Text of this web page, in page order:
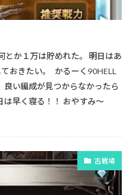
とか１万は貯めれた。 明日はあ
おきたい。 かるーく90HELL
い編成が見つからなかったら
早く寝る！！ おやすみ～
古戦場